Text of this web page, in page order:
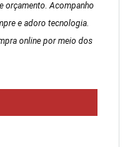
orçamento. Acompanho
e adoro tecnologia.
online por meio dos